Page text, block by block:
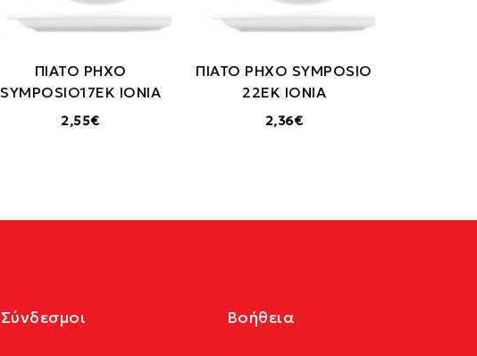
ΠΙΑΤΟ ΡΗΧΟ
SYMPOSIO17ΕΚ IONIA
2,55€
ΠΙΑΤΟ ΡΗΧΟ SYMPOSIO
22ΕΚ IONIA
2,36€
Σύνδεσμοι Βοήθεια